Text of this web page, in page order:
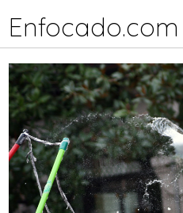
Enfocado.com